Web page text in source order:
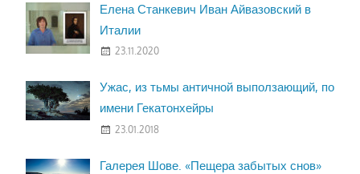
Елена Станкевич Иван Айвазовский в
Италии
23.11.2020
Ужас, из тьмы античной выползающий, по
имени Гекатонхейры
23.01.2018
Галерея Шове. «Пещера забытых снов»